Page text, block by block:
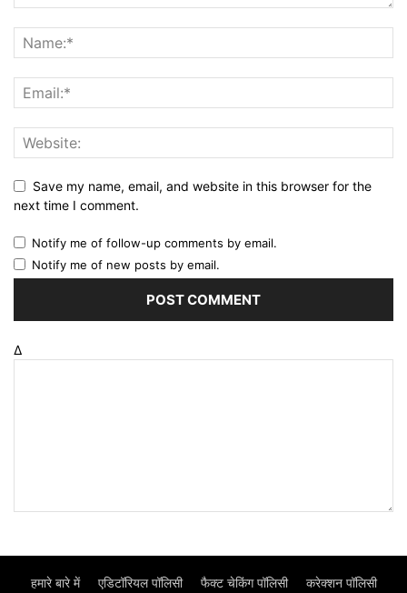
Save my name, email, and website in this browser for the
next time I comment.
Notify me of follow-up comments by email.
Notify me of new posts by email.
Δ
हमारे बारे में एडिटॉरियल पॉलिसी फैक्ट चेकिंग पॉलिसी करेक्शन पॉलिसी